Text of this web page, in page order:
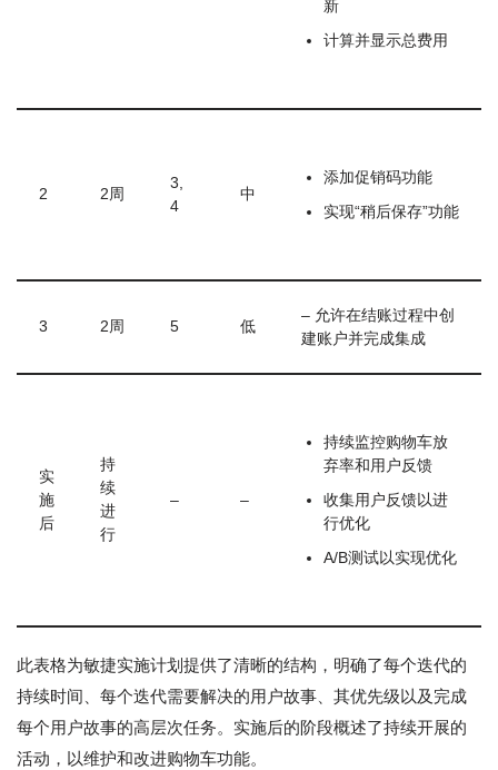
新
计算并显示总费用
2 2周
3,
4
中
添加促销码功能
实现“稍后保存”功能
3 2周 5 低
– 允许在结账过程中创
建账户并完成集成
实
施
后
持
续
进
行
– –
持续监控购物车放
弃率和用户反馈
收集用户反馈以进
行优化
A/B测试以实现优化
此表格为敏捷实施计划提供了清晰的结构，明确了每个迭代的
持续时间、每个迭代需要解决的用户故事、其优先级以及完成
每个用户故事的高层次任务。实施后的阶段概述了持续开展的
活动，以维护和改进购物车功能。